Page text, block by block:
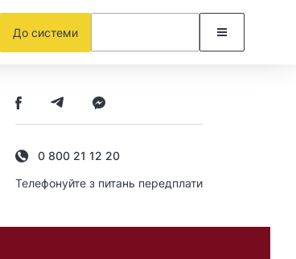
До системи
0 800 21 12 20
Телефонуйте з питань передплати